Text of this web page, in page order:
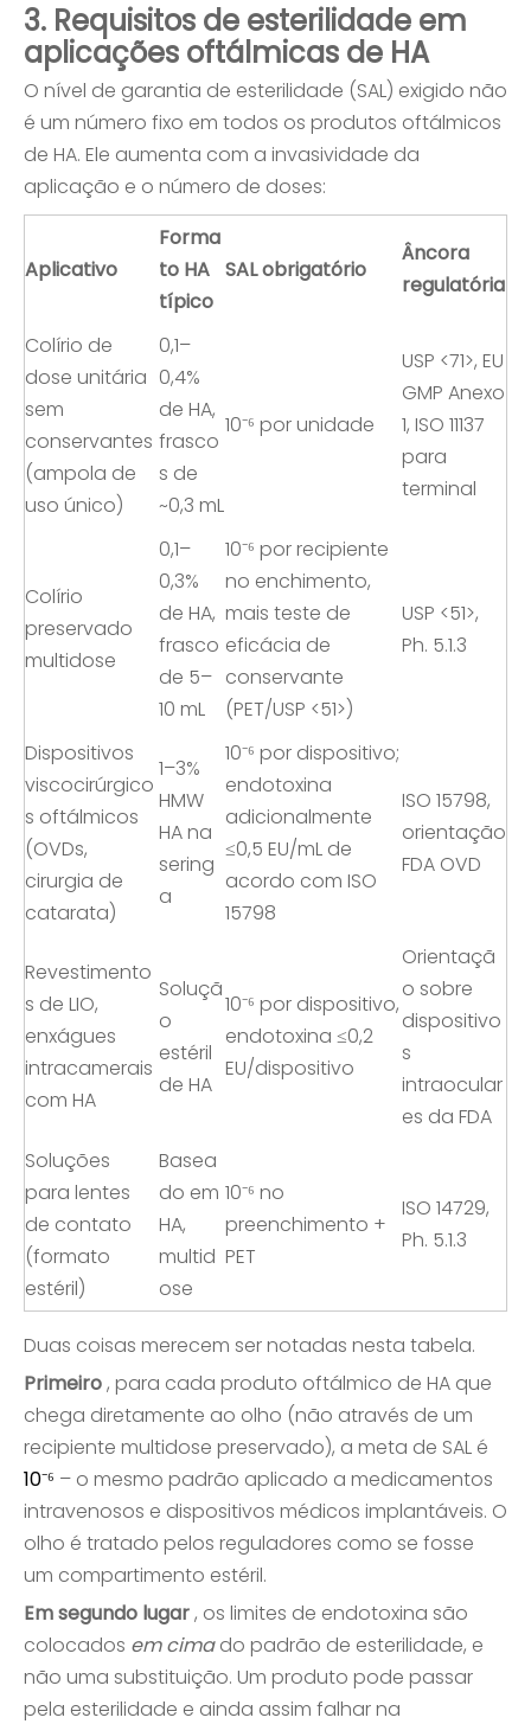
3. Requisitos de esterilidade em
aplicações oftálmicas de HA
O nível de garantia de esterilidade (SAL) exigido não
é um número fixo em todos os produtos oftálmicos
de HA. Ele aumenta com a invasividade da
aplicação e o número de doses:
Aplicativo
Forma
to HA
típico
SAL obrigatório
Âncora
regulatória
Colírio de
dose unitária
sem
conservantes
(ampola de
uso único)
0,1–
0,4%
de HA,
frasco
s de
~0,3 mL
10⁻⁶ por unidade
USP <71>, EU
GMP Anexo
1, ISO 11137
para
terminal
Colírio
preservado
multidose
0,1–
0,3%
de HA,
frasco
de 5–
10 mL
10⁻⁶ por recipiente
no enchimento,
mais teste de
eficácia de
conservante
(PET/USP <51>)
USP <51>,
Ph. 5.1.3
Dispositivos
viscocirúrgico
s oftálmicos
(OVDs,
cirurgia de
catarata)
1–3%
HMW
HA na
sering
a
10⁻⁶ por dispositivo;
endotoxina
adicionalmente
≤0,5 EU/mL de
acordo com ISO
15798
ISO 15798,
orientação
FDA OVD
Revestimento
s de LIO,
enxágues
intracamerais
com HA
Soluçã
o
estéril
de HA
10⁻⁶ por dispositivo,
endotoxina ≤0,2
EU/dispositivo
Orientaçã
o sobre
dispositivo
s
intraocular
es da FDA
Soluções
para lentes
de contato
(formato
estéril)
Basea
do em
HA,
multid
ose
10⁻⁶ no
preenchimento +
PET
ISO 14729,
Ph. 5.1.3
Duas coisas merecem ser notadas nesta tabela.
Primeiro, para cada produto oftálmico de HA que
chega diretamente ao olho (não através de um
recipiente multidose preservado), a meta de SAL é
10⁻⁶ – o mesmo padrão aplicado a medicamentos
intravenosos e dispositivos médicos implantáveis. O
olho é tratado pelos reguladores como se fosse
um compartimento estéril.
Em segundo lugar, os limites de endotoxina são
colocados em cimado padrão de esterilidade, e
não uma substituição. Um produto pode passar
pela esterilidade e ainda assim falhar na